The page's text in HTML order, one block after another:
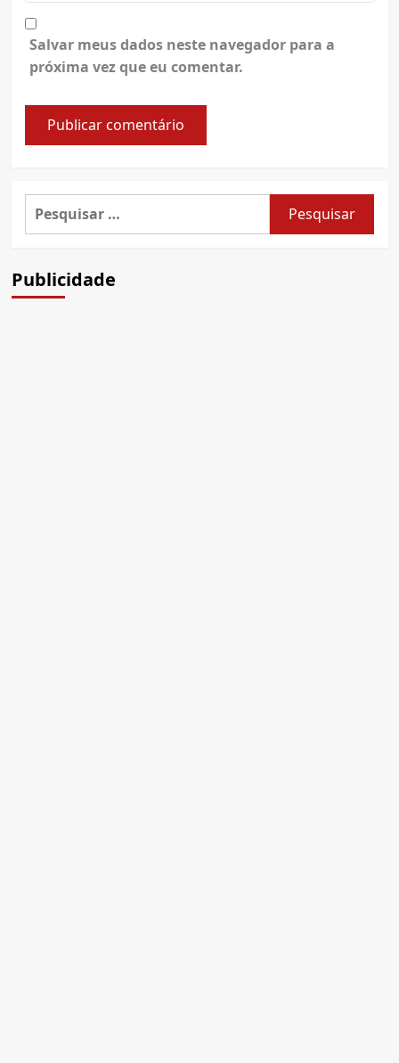
Salvar meus dados neste navegador para a
próxima vez que eu comentar.
Pesquisar
Publicidade